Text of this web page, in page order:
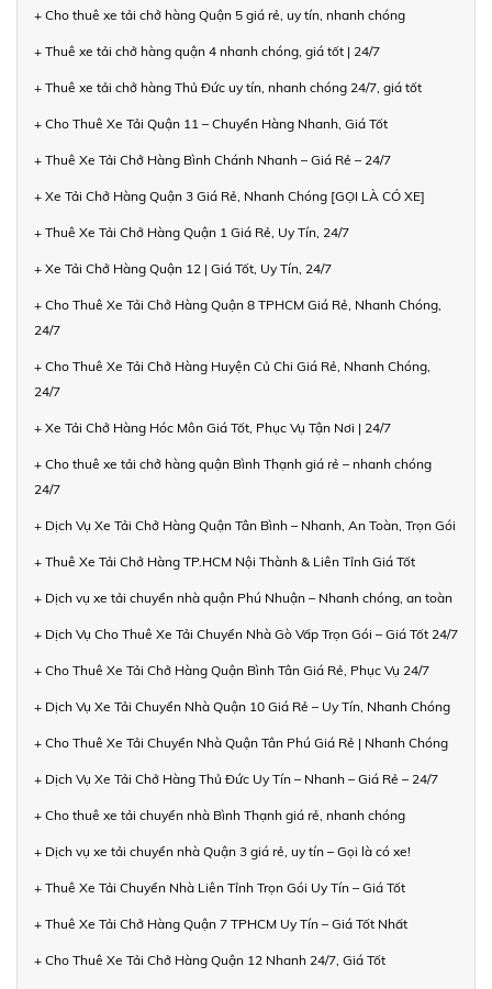
+ Cho thuê xe tải chở hàng Quận 5 giá rẻ, uy tín, nhanh chóng
+ Thuê xe tải chở hàng quận 4 nhanh chóng, giá tốt | 24/7
+ Thuê xe tải chở hàng Thủ Đức uy tín, nhanh chóng 24/7, giá tốt
+ Cho Thuê Xe Tải Quận 11 – Chuyển Hàng Nhanh, Giá Tốt
+ Thuê Xe Tải Chở Hàng Bình Chánh Nhanh – Giá Rẻ – 24/7
+ Xe Tải Chở Hàng Quận 3 Giá Rẻ, Nhanh Chóng [GỌI LÀ CÓ XE]
+ Thuê Xe Tải Chở Hàng Quận 1 Giá Rẻ, Uy Tín, 24/7
+ Xe Tải Chở Hàng Quận 12 | Giá Tốt, Uy Tín, 24/7
+ Cho Thuê Xe Tải Chở Hàng Quận 8 TPHCM Giá Rẻ, Nhanh Chóng,
24/7
+ Cho Thuê Xe Tải Chở Hàng Huyện Củ Chi Giá Rẻ, Nhanh Chóng,
24/7
+ Xe Tải Chở Hàng Hóc Môn Giá Tốt, Phục Vụ Tận Nơi | 24/7
+ Cho thuê xe tải chở hàng quận Bình Thạnh giá rẻ – nhanh chóng
24/7
+ Dịch Vụ Xe Tải Chở Hàng Quận Tân Bình – Nhanh, An Toàn, Trọn Gói
+ Thuê Xe Tải Chở Hàng TP.HCM Nội Thành & Liên Tỉnh Giá Tốt
+ Dịch vụ xe tải chuyển nhà quận Phú Nhuận – Nhanh chóng, an toàn
+ Dịch Vụ Cho Thuê Xe Tải Chuyển Nhà Gò Vấp Trọn Gói – Giá Tốt 24/7
+ Cho Thuê Xe Tải Chở Hàng Quận Bình Tân Giá Rẻ, Phục Vụ 24/7
+ Dịch Vụ Xe Tải Chuyển Nhà Quận 10 Giá Rẻ – Uy Tín, Nhanh Chóng
+ Cho Thuê Xe Tải Chuyển Nhà Quận Tân Phú Giá Rẻ | Nhanh Chóng
+ Dịch Vụ Xe Tải Chở Hàng Thủ Đức Uy Tín – Nhanh – Giá Rẻ – 24/7
+ Cho thuê xe tải chuyển nhà Bình Thạnh giá rẻ, nhanh chóng
+ Dịch vụ xe tải chuyển nhà Quận 3 giá rẻ, uy tín – Gọi là có xe!
+ Thuê Xe Tải Chuyển Nhà Liên Tỉnh Trọn Gói Uy Tín – Giá Tốt
+ Thuê Xe Tải Chở Hàng Quận 7 TPHCM Uy Tín – Giá Tốt Nhất
+ Cho Thuê Xe Tải Chở Hàng Quận 12 Nhanh 24/7, Giá Tốt